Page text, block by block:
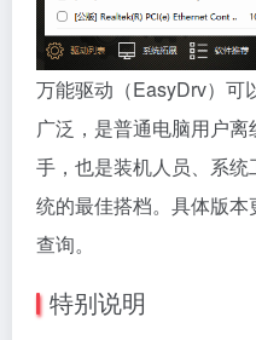
万能驱动（EasyDrv）可
广泛，是普通电脑用户
手，也是装机人员、系
统的最佳搭档。具体版
查询。
特别说明